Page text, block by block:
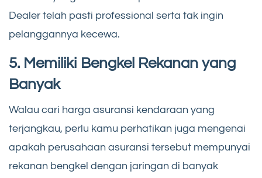
Dealer telah pasti professional serta tak ingin
pelanggannya kecewa.
5. Memiliki Bengkel Rekanan yang
Banyak
Walau cari harga asuransi kendaraan yang
terjangkau, perlu kamu perhatikan juga mengenai
apakah perusahaan asuransi tersebut mempunyai
rekanan bengkel dengan jaringan di banyak